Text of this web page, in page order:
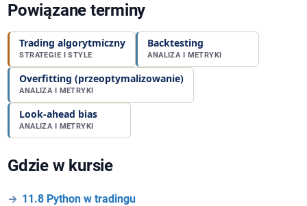
Powiązane terminy
Trading algorytmiczny
STRATEGIE I STYLE
Backtesting
ANALIZA I METRYKI
Overfitting (przeoptymalizowanie)
ANALIZA I METRYKI
Look-ahead bias
ANALIZA I METRYKI
Gdzie w kursie
11.8 Python w tradingu